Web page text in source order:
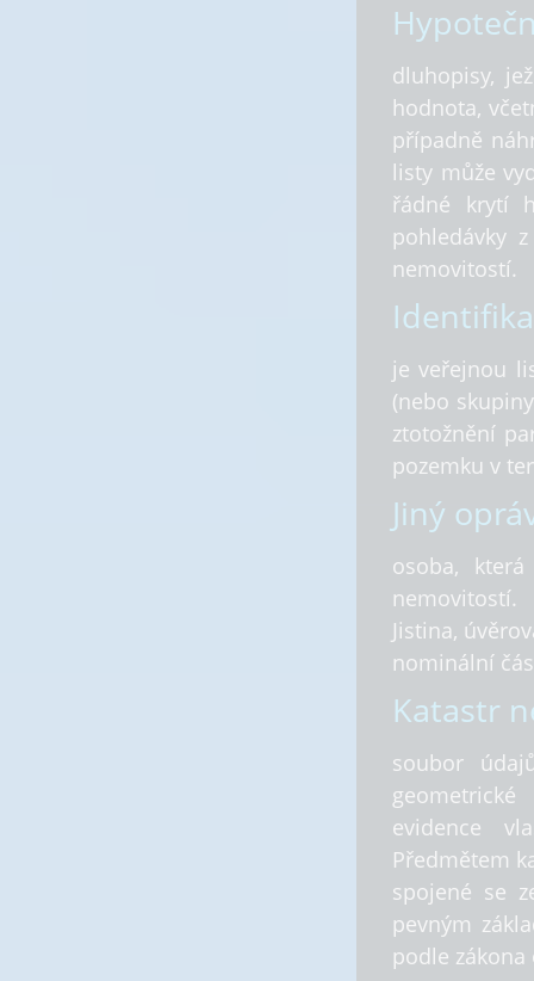
dluhopisy,
hodnota,
případně
listy může
řádné krytí
pohledávky
nemovitostí.
je veřejnou
(nebo
ztotožnění
pozemku v
Jiný
osoba,
nemovitostí.
Jistina,
nominální
Katastr
soubor
evidence
Předmětem
spojené se
pevným
podle